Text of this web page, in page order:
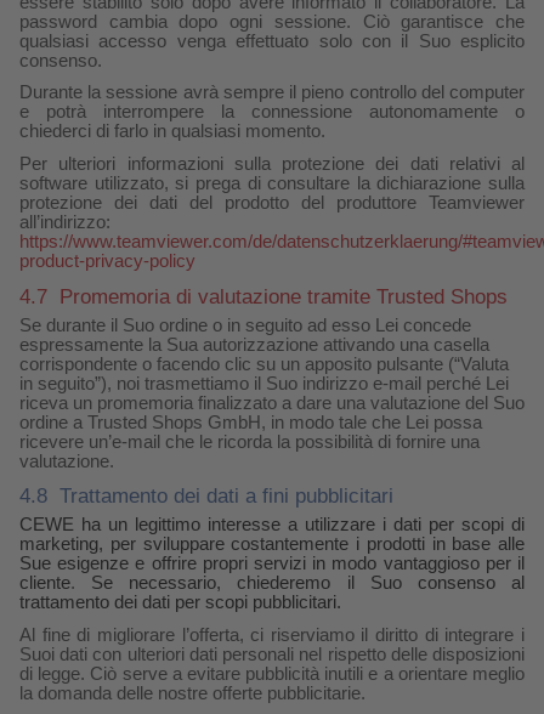
password cambia dopo ogni sessione. Ciò garantisce che
qualsiasi accesso venga effettuato solo con il Suo esplicito
consenso.
Durante la sessione avrà sempre il pieno controllo del computer
e potrà interrompere la connessione autonomamente o
chiederci di farlo in qualsiasi momento.
Per ulteriori informazioni sulla protezione dei dati relativi al
software utilizzato, si prega di consultare la dichiarazione sulla
protezione dei dati del prodotto del produttore Teamviewer
all’indirizzo:
https://www.teamviewer.com/de/datenschutzerklaerung/
product-privacy-policy
4.7 Promemoria di valutazione tramite Trusted Shops
Se durante il Suo ordine o in seguito ad esso Lei concede
espressamente la Sua autorizzazione attivando una casella
corrispondente o facendo clic su un apposito pulsante (“Valuta
in seguito”), noi trasmettiamo il Suo indirizzo e-mail perché Lei
riceva un promemoria finalizzato a dare una valutazione del Suo
ordine a Trusted Shops GmbH, in modo tale che Lei possa
ricevere un’e-mail che le ricorda la possibilità di fornire una
valutazione.
4.8 Trattamento dei dati a fini pubblicitari
CEWE ha un legittimo interesse a utilizzare i dati per scopi di
marketing, per sviluppare costantemente i prodotti in base alle
Sue esigenze e offrire propri servizi in modo vantaggioso per il
cliente. Se necessario, chiederemo il Suo consenso al
trattamento dei dati per scopi pubblicitari.
Al fine di migliorare l’offerta, ci riserviamo il diritto di integrare i
Suoi dati con ulteriori dati personali nel rispetto delle disposizioni
di legge. Ciò serve a evitare pubblicità inutili e a orientare meglio
la domanda delle nostre offerte pubblicitarie.